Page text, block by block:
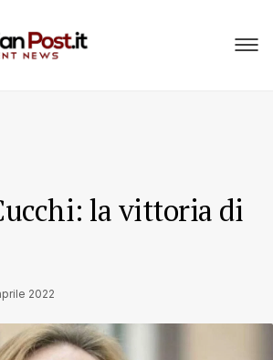
la vittoria di
2022